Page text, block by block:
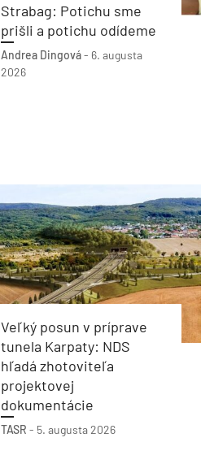
Strabag: Potichu sme
prišli a potichu odídeme
Andrea Dingová- 6. augusta
2026
Veľký posun v príprave
tunela Karpaty: NDS
hľadá zhotoviteľa
projektovej
dokumentácie
TASR - 5. augusta 2026